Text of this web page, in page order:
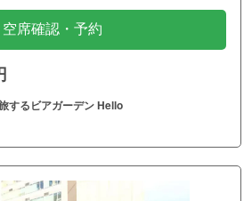
空席確認・予約
するビアガーデン Hello